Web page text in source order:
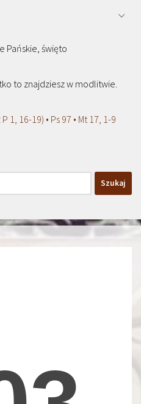
Pańskie, święto
to znajdziesz w modlitwie.
1, 16-19) • Ps 97 • Mt 17, 1-9